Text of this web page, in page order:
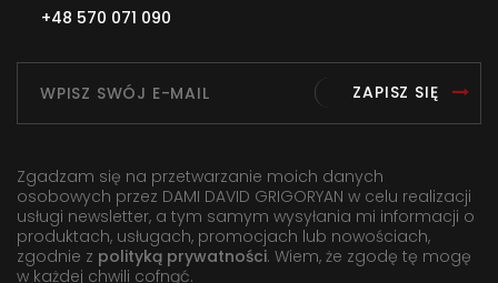
+48 570 071 090
ZAPISZ SIĘ
Zgadzam się na przetwarzanie moich danych
osobowych przez DAMI DAVID GRIGORYAN w celu realizacji
usługi newsletter, a tym samym wysyłania mi informacji o
produktach, usługach, promocjach lub nowościach,
zgodnie z polityką prywatności. Wiem, że zgodę tę mogę
w każdej chwili cofnąć.